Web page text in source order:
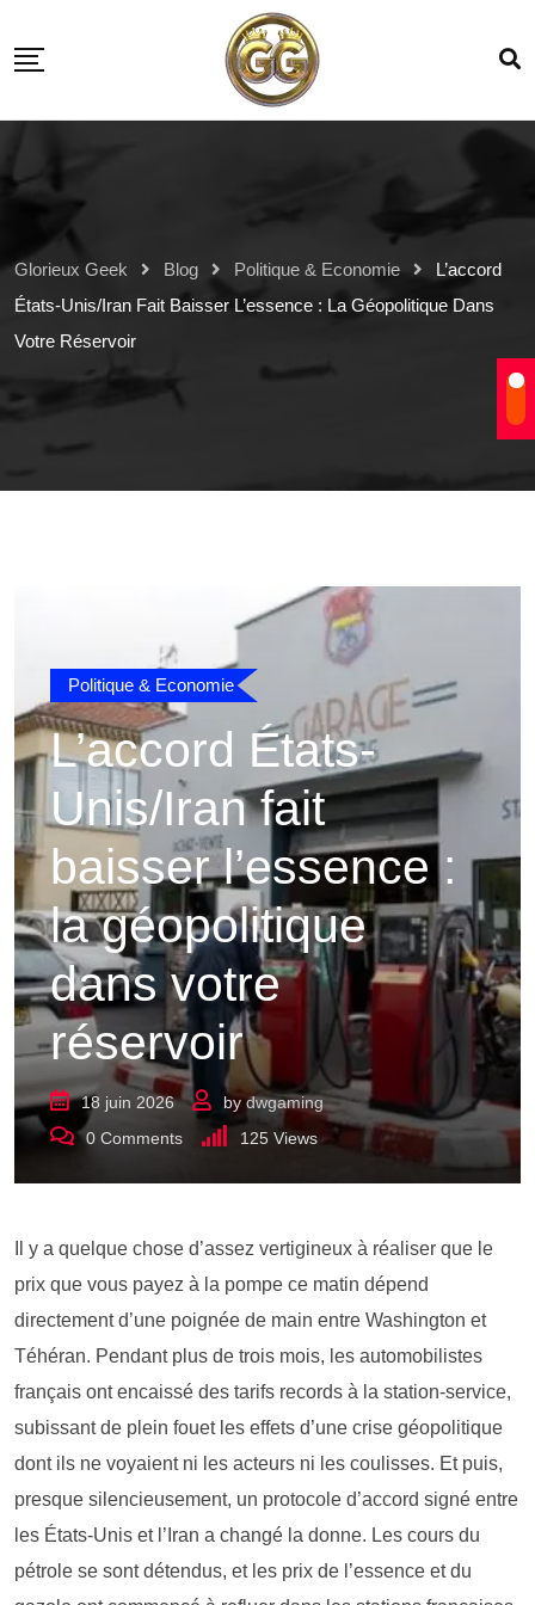
Glorieux Geek Blog Politique & Economie
L’accord
États-Unis/Iran Fait Baisser L’essence : La Géopolitique Dans
Votre Réservoir
Politique & Economie
L’accord États-
Unis/Iran fait
baisser l’essence :
la géopolitique
dans votre
réservoir
18 juin 2026 bydwgaming
0 Comments 125 Views
Il y a quelque chose d’assez vertigineux à réaliser que le
prix que vous payez à la pompe ce matin dépend
directement d’une poignée de main entre Washington et
Téhéran. Pendant plus de trois mois, les automobilistes
français ont encaissé des tarifs records à la station-service,
subissant de plein fouet les effets d’une crise géopolitique
dont ils ne voyaient ni les acteurs ni les coulisses. Et puis,
presque silencieusement, un protocole d’accord signé entre
les États-Unis et l’Iran a changé la donne. Les cours du
pétrole se sont détendus, et les prix de l’essence et du